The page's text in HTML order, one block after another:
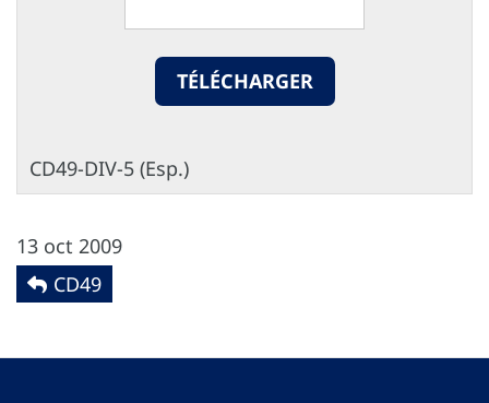
TÉLÉCHARGER
CD49-DIV-5 (Esp.)
13 oct 2009
CD49